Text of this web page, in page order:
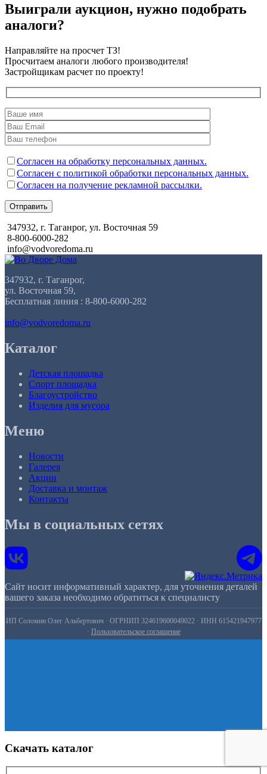
Выиграли аукцион, нужно подобрать
аналоги?
Направляйте на просчет ТЗ!
Просчитаем аналоги любого производителя!
Застройщикам расчет по проекту!
Согласен на обработку персональных данных.
Согласен с политикой обработки персональных данных.
Согласен на получение рекламной рассылки.
Отправить
347932, г. Таганрог, ул. Восточная 59
8-800-6000-282
info@vodvoredoma.ru
347932, г. Таганрог,
ул. Восточная 59,
Бесплатная линия : 8-800-6000-282
info@vodvoredoma.ru
Каталог
Детская площадка
Спорт площадка
Благоустройство
Изделия для мусора
Меню
Новости
Галерея
Акции
Доставка и монтаж
Контакты
Мы в социальных сетях
Сайт носит информативный характер, для уточнения деталей
вашего заказа необходимо обратиться к специалисту
ИП Соломин Олег Альбертович · ОГРНИП 324619600049022 · ИНН 615421947977
· Пользовательское соглашение
Скачать каталог